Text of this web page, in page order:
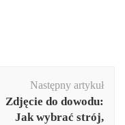
Następny artykuł
Zdjęcie do dowodu:
Jak wybrać strój,